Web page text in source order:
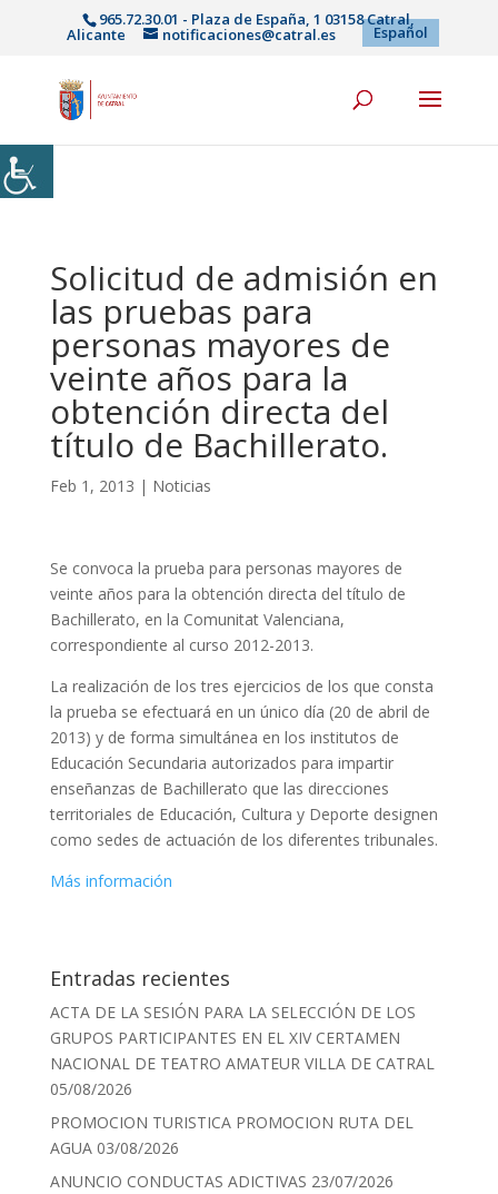
965.72.30.01 - Plaza de España, 1 03158 Catral,
Alicante notificaciones@catral.es Español
Solicitud de admisión en
las pruebas para
personas mayores de
veinte años para la
obtención directa del
título de Bachillerato.
Feb 1, 2013 | Noticias
Se convoca la prueba para personas mayores de
veinte años para la obtención directa del título de
Bachillerato, en la Comunitat Valenciana,
correspondiente al curso 2012-2013.
La realización de los tres ejercicios de los que consta
la prueba se efectuará en un único día (20 de abril de
2013) y de forma simultánea en los institutos de
Educación Secundaria autorizados para impartir
enseñanzas de Bachillerato que las direcciones
territoriales de Educación, Cultura y Deporte designen
como sedes de actuación de los diferentes tribunales.
Más información
Entradas recientes
ACTA DE LA SESIÓN PARA LA SELECCIÓN DE LOS
GRUPOS PARTICIPANTES EN EL XIV CERTAMEN
NACIONAL DE TEATRO AMATEUR VILLA DE CATRAL
05/08/2026
PROMOCION TURISTICA PROMOCION RUTA DEL
AGUA 03/08/2026
ANUNCIO CONDUCTAS ADICTIVAS 23/07/2026